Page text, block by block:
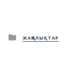
Posted
in
ЖАҢАЛЫҚТАР